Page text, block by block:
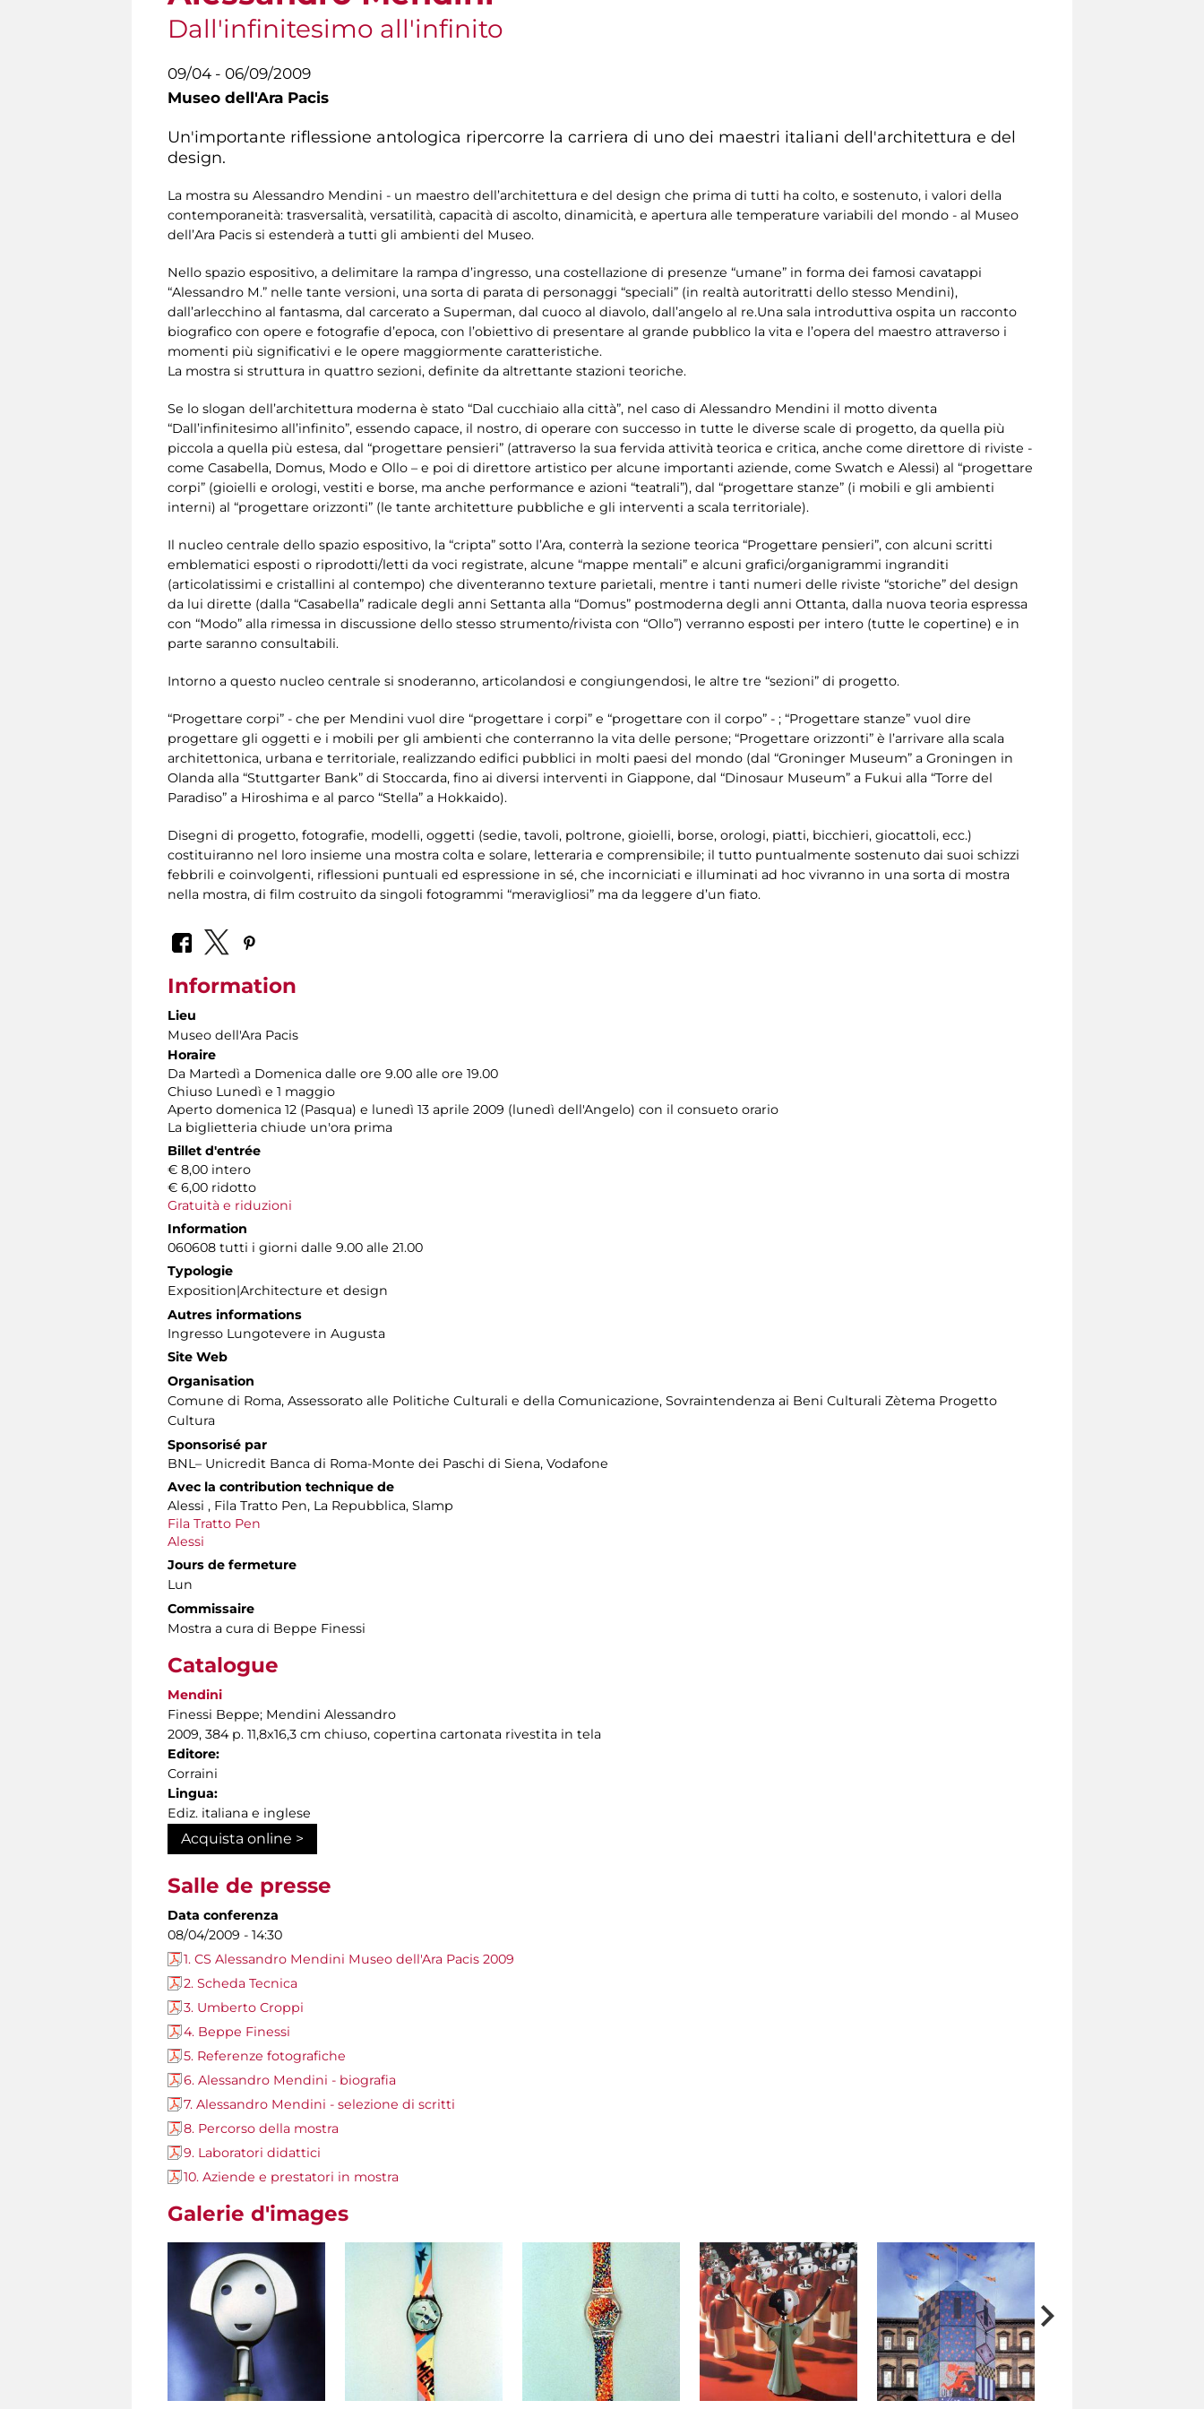
Dall'infinitesimo all'infinito
09/04 - 06/09/2009
Museo dell'Ara Pacis
Un'importante riflessione antologica ripercorre la carriera di uno dei maestri italiani dell'architettura e del
design.
La mostra su Alessandro Mendini - un maestro dell’architettura e del design che prima di tutti ha colto, e sostenuto, i valori della
contemporaneità: trasversalità, versatilità, capacità di ascolto, dinamicità, e apertura alle temperature variabili del mondo - al Museo
dell’Ara Pacis si estenderà a tutti gli ambienti del Museo.
Nello spazio espositivo, a delimitare la rampa d’ingresso, una costellazione di presenze “umane” in forma dei famosi cavatappi
“Alessandro M.” nelle tante versioni, una sorta di parata di personaggi “speciali” (in realtà autoritratti dello stesso Mendini),
dall’arlecchino al fantasma, dal carcerato a Superman, dal cuoco al diavolo, dall’angelo al re.Una sala introduttiva ospita un racconto
biografico con opere e fotografie d’epoca, con l’obiettivo di presentare al grande pubblico la vita e l’opera del maestro attraverso i
momenti più significativi e le opere maggiormente caratteristiche.
La mostra si struttura in quattro sezioni, definite da altrettante stazioni teoriche.
Se lo slogan dell’architettura moderna è stato “Dal cucchiaio alla città”, nel caso di Alessandro Mendini il motto diventa
“Dall’infinitesimo all’infinito”, essendo capace, il nostro, di operare con successo in tutte le diverse scale di progetto, da quella più
piccola a quella più estesa, dal “progettare pensieri” (attraverso la sua fervida attività teorica e critica, anche come direttore di riviste -
come Casabella, Domus, Modo e Ollo – e poi di direttore artistico per alcune importanti aziende, come Swatch e Alessi) al “progettare
corpi” (gioielli e orologi, vestiti e borse, ma anche performance e azioni “teatrali”), dal “progettare stanze” (i mobili e gli ambienti
interni) al “progettare orizzonti” (le tante architetture pubbliche e gli interventi a scala territoriale).
Il nucleo centrale dello spazio espositivo, la “cripta” sotto l’Ara, conterrà la sezione teorica “Progettare pensieri”, con alcuni scritti
emblematici esposti o riprodotti/letti da voci registrate, alcune “mappe mentali” e alcuni grafici/organigrammi ingranditi
(articolatissimi e cristallini al contempo) che diventeranno texture parietali, mentre i tanti numeri delle riviste “storiche” del design
da lui dirette (dalla “Casabella” radicale degli anni Settanta alla “Domus” postmoderna degli anni Ottanta, dalla nuova teoria espressa
con “Modo” alla rimessa in discussione dello stesso strumento/rivista con “Ollo”) verranno esposti per intero (tutte le copertine) e in
parte saranno consultabili.
Intorno a questo nucleo centrale si snoderanno, articolandosi e congiungendosi, le altre tre “sezioni” di progetto.
“Progettare corpi” - che per Mendini vuol dire “progettare i corpi” e “progettare con il corpo” - ; “Progettare stanze” vuol dire
progettare gli oggetti e i mobili per gli ambienti che conterranno la vita delle persone; “Progettare orizzonti” è l’arrivare alla scala
architettonica, urbana e territoriale, realizzando edifici pubblici in molti paesi del mondo (dal “Groninger Museum” a Groningen in
Olanda alla “Stuttgarter Bank” di Stoccarda, fino ai diversi interventi in Giappone, dal “Dinosaur Museum” a Fukui alla “Torre del
Paradiso” a Hiroshima e al parco “Stella” a Hokkaido).
Disegni di progetto, fotografie, modelli, oggetti (sedie, tavoli, poltrone, gioielli, borse, orologi, piatti, bicchieri, giocattoli, ecc.)
costituiranno nel loro insieme una mostra colta e solare, letteraria e comprensibile; il tutto puntualmente sostenuto dai suoi schizzi
febbrili e coinvolgenti, riflessioni puntuali ed espressione in sé, che incorniciati e illuminati ad hoc vivranno in una sorta di mostra
nella mostra, di film costruito da singoli fotogrammi “meravigliosi” ma da leggere d’un fiato.
Information
Lieu
Museo dell'Ara Pacis
Horaire
Da Martedì a Domenica dalle ore 9.00 alle ore 19.00
Chiuso Lunedì e 1 maggio
Aperto domenica 12 (Pasqua) e lunedì 13 aprile 2009 (lunedì dell'Angelo) con il consueto orario
La biglietteria chiude un'ora prima
Billet d'entrée
€ 8,00 intero
€ 6,00 ridotto
Gratuità e riduzioni
Information
060608 tutti i giorni dalle 9.00 alle 21.00
Typologie
Exposition|Architecture et design
Autres informations
Ingresso Lungotevere in Augusta
Site Web
Organisation
Comune di Roma, Assessorato alle Politiche Culturali e della Comunicazione, Sovraintendenza ai Beni Culturali Zètema Progetto
Cultura
Sponsorisé par
BNL– Unicredit Banca di Roma-Monte dei Paschi di Siena, Vodafone
Avec la contribution technique de
Alessi , Fila Tratto Pen, La Repubblica, Slamp
Fila Tratto Pen
Alessi
Jours de fermeture
Lun
Commissaire
Mostra a cura di Beppe Finessi
Catalogue
Mendini
Finessi Beppe; Mendini Alessandro
2009, 384 p. 11,8x16,3 cm chiuso, copertina cartonata rivestita in tela
Editore:
Corraini
Lingua:
Ediz. italiana e inglese
Acquista online >
Salle de presse
Data conferenza
08/04/2009 - 14:30
1. CS Alessandro Mendini Museo dell'Ara Pacis 2009
2. Scheda Tecnica
3. Umberto Croppi
4. Beppe Finessi
5. Referenze fotografiche
6. Alessandro Mendini - biografia
7. Alessandro Mendini - selezione di scritti
8. Percorso della mostra
9. Laboratori didattici
10. Aziende e prestatori in mostra
Galerie d'images